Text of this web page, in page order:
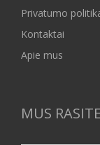
Privatumo
Kontaktai
Apie mus
MUS